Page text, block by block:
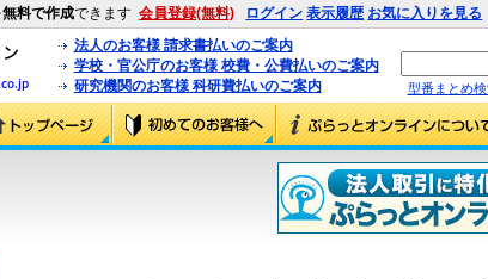
無料で作成できます 会員登録(無料) ログイン 表示履歴 お気に入りを見る
法人のお客様 請求書払いのご案内
学校・官公庁のお客様 校費・公費払いのご案内
研究機関のお客様 科研費払いのご案内
型番まとめ